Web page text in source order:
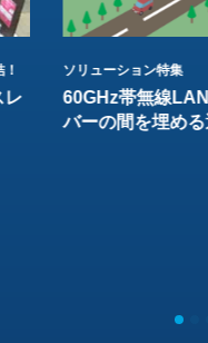
レ
ソリューション特集
60GHz帯無線
バーの間を埋め